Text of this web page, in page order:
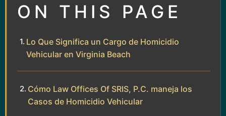
ON THIS PAGE
Lo Que Significa un Cargo de Homicidio
Vehicular en Virginia Beach
Cómo Law Offices Of SRIS, P.C. maneja los
Casos de Homicidio Vehicular